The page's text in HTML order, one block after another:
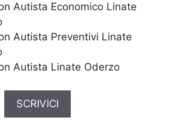
Autista Economico Linate
Autista Preventivi Linate
Autista Linate Oderzo
SCRIVICI